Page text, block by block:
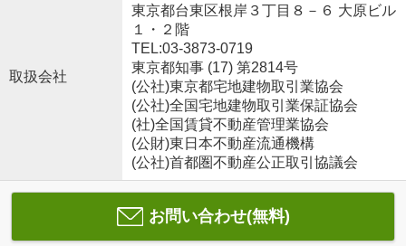
取扱会社
東京都台東区根岸３丁目８－６ 大原ビル
１・２階
TEL:03-3873-0719
東京都知事 (17) 第2814号
(公社)東京都宅地建物取引業協会
(公社)全国宅地建物取引業保証協会
(社)全国賃貸不動産管理業協会
(公財)東日本不動産流通機構
(公社)首都圏不動産公正取引協議会
お問い合わせ(無料)